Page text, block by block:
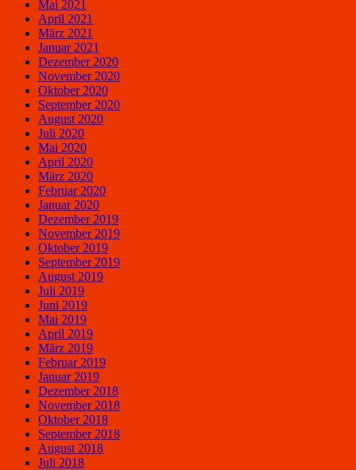
Mai 2021
April 2021
März 2021
Januar 2021
Dezember 2020
November 2020
Oktober 2020
September 2020
August 2020
Juli 2020
Mai 2020
April 2020
März 2020
Februar 2020
Januar 2020
Dezember 2019
November 2019
Oktober 2019
September 2019
August 2019
Juli 2019
Juni 2019
Mai 2019
April 2019
März 2019
Februar 2019
Januar 2019
Dezember 2018
November 2018
Oktober 2018
September 2018
August 2018
Juli 2018